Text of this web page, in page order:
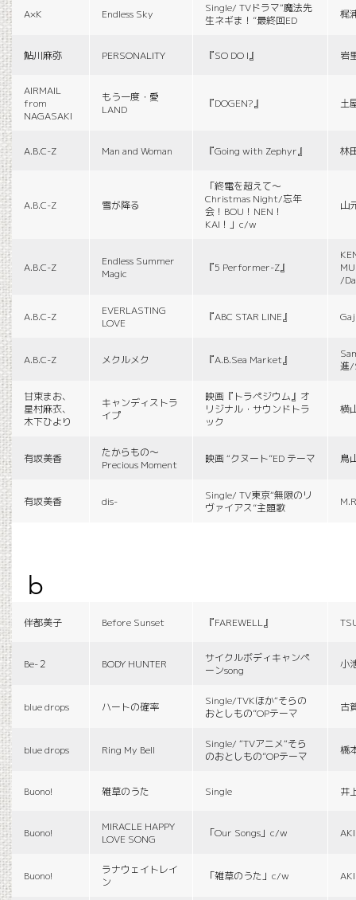
A×K Endless Sky
Single/ TVドラマ“魔法先
生ネギま！”最終回ED
梶
鮎川麻弥 PERSONALITY 『SO DO I』 岩
AIRMAIL
from
NAGASAKI
もう一度・愛
LAND
『DOGEN?』 土
A.B.C-Z Man and Woman 『Going with Zephyr』 林
A.B.C-Z 雪が降る
「終電を超えて～
Christmas Night/忘年
会！BOU！NEN！
KAI！」c/w
山
A.B.C-Z
Endless Summer
Magic
『5 Performer-Z』
/
A.B.C-Z
EVERLASTING
LOVE
『ABC STAR LINE』
A.B.C-Z メクルメク 『A.B.Sea Market』
進/
甘束まお、
星村麻衣、
木下ひより
キャンディストラ
イプ
映画『トラペジウム』オ
リジナル・サウンドトラ
ック
横
有坂美香
たからもの〜
Precious Moment
映画 “クヌート”ED テーマ 鳥
有坂美香 dis-
Single/ TV東京“無限のリ
ヴァイアス”主題歌
b
伴都美子 Before Sunset 『FAREWELL』
Be-２ BODY HUNTER
サイクルボディキャンペ
ーンsong
小
blue drops ハートの確率
Single/TVKほか“そらの
おとしもの”OPテーマ
古
blue drops Ring My Bell
Single/ “TVアニメ“そら
のおとしもの”OPテーマ
橋
Buono! 雑草のうた Single 井
Buono!
MIRACLE HAPPY
LOVE SONG
「Our Songs」c/w
Buono!
ラナウェイトレイ
ン
「雑草のうた」c/w